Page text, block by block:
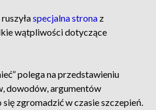
specjalna strona z
wątpliwości dotyczące
polega na przedstawieniu
dowodów, argumentów
zgromadzić w czasie szczepień.